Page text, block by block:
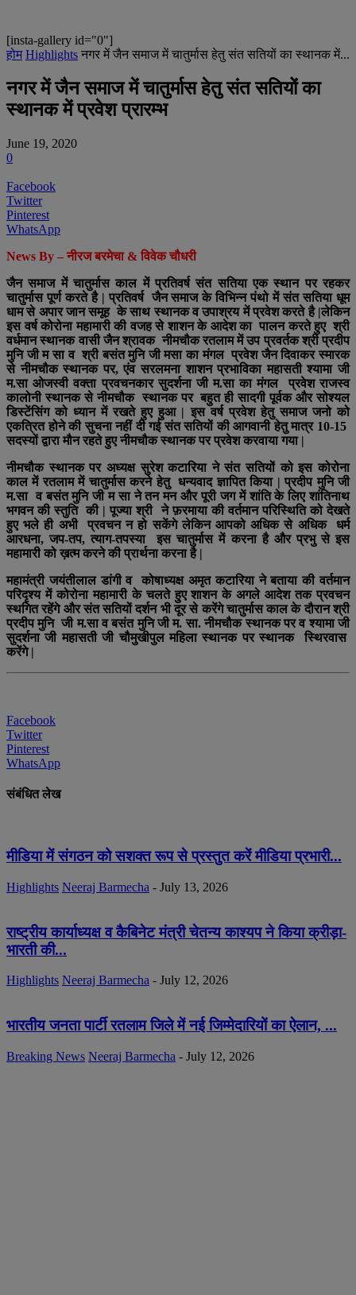
[insta-gallery id="0"]
होम Highlights नगर में जैन समाज में चातुर्मास हेतु संत सतियों का स्थानक में...
नगर में जैन समाज में चातुर्मास हेतु संत सतियों का
स्थानक में प्रवेश प्रारम्भ
June 19, 2020
0
Facebook
Twitter
Pinterest
WhatsApp
News By – नीरज बरमेचा & विवेक चौधरी
जैन समाज में चातुर्मास काल में प्रतिवर्ष संत सतिया एक स्थान पर रहकर
चातुर्मास पूर्ण करते है | प्रतिवर्ष जैन समाज के विभिन्न पंथो में संत सतिया धूम
धाम से अपार जान समूह के साथ स्थानक व उपाश्रय में प्रवेश करते है |लेकिन
इस वर्ष कोरोना महामारी की वजह से शाशन के आदेश का पालन करते हुए श्री
वर्धमान स्थानक वासी जैन श्रावक नीमचौक रतलाम में उप प्रवर्तक श्री प्रदीप
मुनि जी म सा व श्री बसंत मुनि जी मसा का मंगल प्रवेश जैन दिवाकर स्मारक
से नीमचौक स्थानक पर, एंव सरलमना शाशन प्रभाविका महासती श्यामा जी
म.सा ओजस्वी वक्ता प्रवचनकार सुदर्शना जी म.सा का मंगल प्रवेश राजस्व
कालोनी स्थानक से नीमचौक स्थानक पर बहुत ही सादगी पूर्वक और सोश्यल
डिस्टेंसिंग को ध्यान में रखते हुए हुआ | इस वर्ष प्रवेश हेतु समाज जनो को
एकत्रित होने की सुचना नहीं दी गई संत सतियों की आगवानी हेतु मात्र 10-15
सदस्यों द्वारा मौन रहते हुए नीमचौक स्थानक पर प्रवेश करवाया गया |
नीमचौक स्थानक पर अध्यक्ष सुरेश कटारिया ने संत सतियों को इस कोरोना
काल में रतलाम में चातुर्मास करने हेतु धन्यवाद ज्ञापित किया | प्रदीप मुनि जी
म.सा व बसंत मुनि जी म सा ने तन मन और पूरी जग में शांति के लिए शांतिनाथ
भगवन की स्तुति की | पूज्या श्री ने फ़रमाया की वर्तमान परिस्थिति को देखते
हुए भले ही अभी प्रवचन न हो सकेंगे लेकिन आपको अधिक से अधिक धर्म
आरधना, जप-तप, त्याग-तपस्या इस चातुर्मास में करना है और प्रभु से इस
महामारी को ख़त्म करने की प्रार्थना करना है |
महामंत्री जयंतीलाल डांगी व कोषाध्यक्ष अमृत कटारिया ने बताया की वर्तमान
परिदृश्य में कोरोना महामारी के चलते हुए शाशन के अगले आदेश तक प्रवचन
स्थगित रहेंगे और संत सतियों दर्शन भी दूर से करेंगे चातुर्मास काल के दौरान श्री
प्रदीप मुनि जी म.सा व बसंत मुनि जी म. सा. नीमचौक स्थानक पर व श्यामा जी
सुदर्शना जी महासती जी चौमुखीपुल महिला स्थानक पर स्थानक स्थिरवास
करेंगे |
Facebook
Twitter
Pinterest
WhatsApp
संबंधित लेख
मीडिया में संगठन को सशक्त रूप से प्रस्तुत करें मीडिया प्रभारी...
Highlights Neeraj Barmecha - July 13, 2026
राष्ट्रीय कार्याध्यक्ष व कैबिनेट मंत्री चेतन्य काश्यप ने किया क्रीड़ा-
भारती की...
Highlights Neeraj Barmecha - July 12, 2026
भारतीय जनता पार्टी रतलाम जिले में नई जिम्मेदारियों का ऐलान, ...
Breaking News Neeraj Barmecha - July 12, 2026